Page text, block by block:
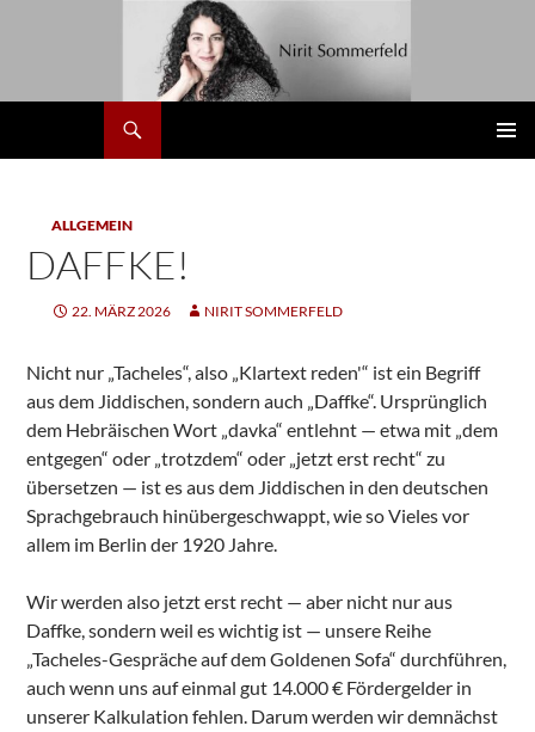
Nirit
ALLGEMEIN
DAFFKE!
22. MÄRZ 2026 NIRIT SOMMERFELD
Nicht nur „Tacheles“, also „Klartext reden'“ ist ein Begriff
aus dem Jiddischen, sondern auch „Daffke“. Ursprünglich
dem Hebräischen Wort „davka“ entlehnt — etwa mit „dem
entgegen“ oder „trotzdem“ oder „jetzt erst recht“ zu
übersetzen — ist es aus dem Jiddischen in den deutschen
Sprachgebrauch hinübergeschwappt, wie so Vieles vor
allem im Berlin der 1920 Jahre.
Wir werden also jetzt erst recht — aber nicht nur aus
Daffke, sondern weil es wichtig ist — unsere Reihe
„Tacheles-Gespräche auf dem Goldenen Sofa“ durchführen,
auch wenn uns auf einmal gut 14.000 € Fördergelder in
unserer Kalkulation fehlen. Darum werden wir demnächst